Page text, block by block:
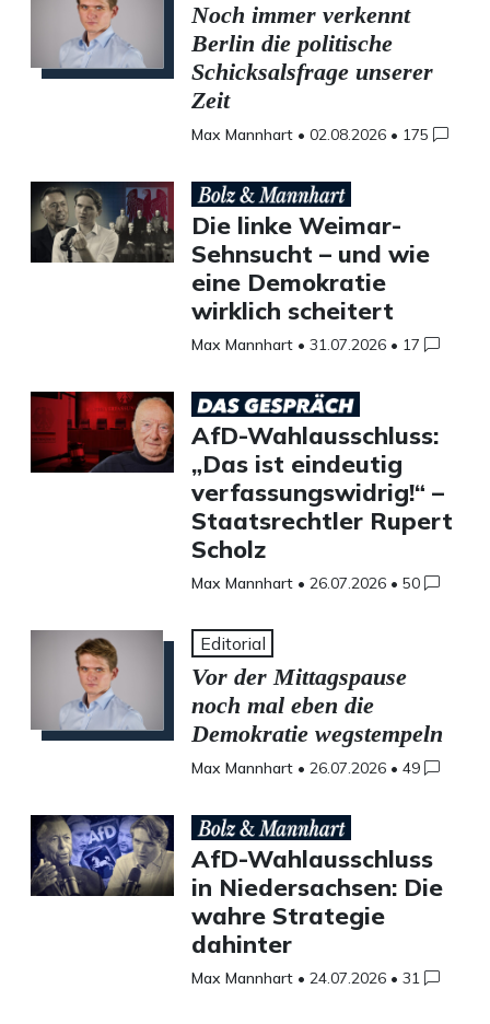
Noch immer verkennt
Berlin die politische
Schicksalsfrage unserer
Zeit
Max Mannhart • 02.08.2026 • 175
Die linke Weimar-
Sehnsucht – und wie
eine Demokratie
wirklich scheitert
Max Mannhart • 31.07.2026 • 17
AfD-Wahlausschluss:
„Das ist eindeutig
verfassungswidrig!“ –
Staatsrechtler Rupert
Scholz
Max Mannhart • 26.07.2026 • 50
Editorial
Vor der Mittagspause
noch mal eben die
Demokratie wegstempeln
Max Mannhart • 26.07.2026 • 49
AfD-Wahlausschluss
in Niedersachsen: Die
wahre Strategie
dahinter
Max Mannhart • 24.07.2026 • 31